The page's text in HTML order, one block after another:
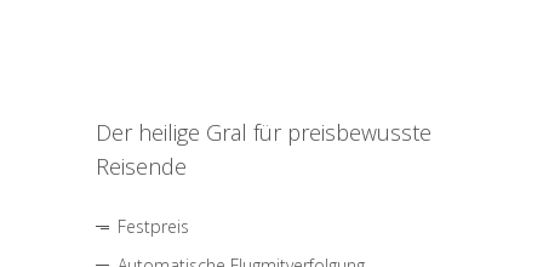
Der heilige Gral für preisbewusste
Reisende
Festpreis